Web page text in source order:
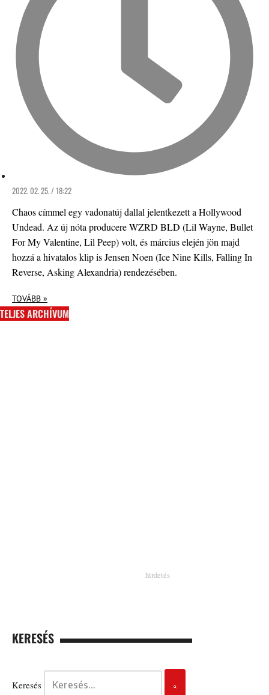
2022. 02. 25. / 18:22
Chaos címmel egy vadonatúj dallal jelentkezett a Hollywood
Undead. Az új nóta producere WZRD BLD (Lil Wayne, Bullet
For My Valentine, Lil Peep) volt, és március elején jön majd
hozzá a hivatalos klip is Jensen Noen (Ice Nine Kills, Falling In
Reverse, Asking Alexandria) rendezésében.
TOVÁBB »
TELJES ARCHÍVUM
KERESÉS
Keresés